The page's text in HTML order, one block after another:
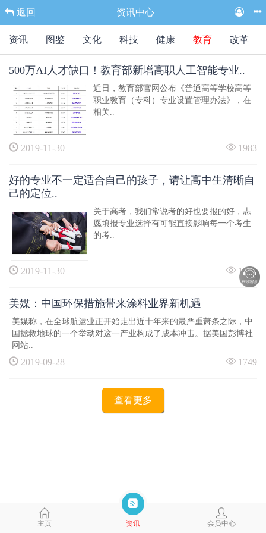
返回 资讯中心
资讯 图鉴 文化 科技 健康 教育 改革
500万AI人才缺口！教育部新增高职人工智能专业..
近日，教育部官网公布《普通高等学校高等
职业教育（专科）专业设置管理办法》，在
相关..
2019-11-30 1983
好的专业不一定适合自己的孩子，请让高中生清晰自
己的定位..
关于高考，我们常说考的好也要报的好，志
愿填报专业选择有可能直接影响每一个考生
的考..
2019-11-30 1826
美媒：中国环保措施带来涂料业界新机遇
美媒称，在全球航运业正开始走出近十年来的最严重萧条之际，中
国拯救地球的一个举动对这一产业构成了成本冲击。据美国彭博社
网站..
2019-09-28 1749
查看更多
主页 资讯 会员中心